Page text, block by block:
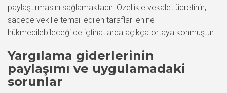
paylaştırmasını sağlamaktadır. Özellikle vekalet ücretinin,
sadece vekille temsil edilen taraflar lehine
hükmedilebileceği de içtihatlarda açıkça ortaya konmuştur.
Yargılama giderlerinin
paylaşımı ve uygulamadaki
sorunlar